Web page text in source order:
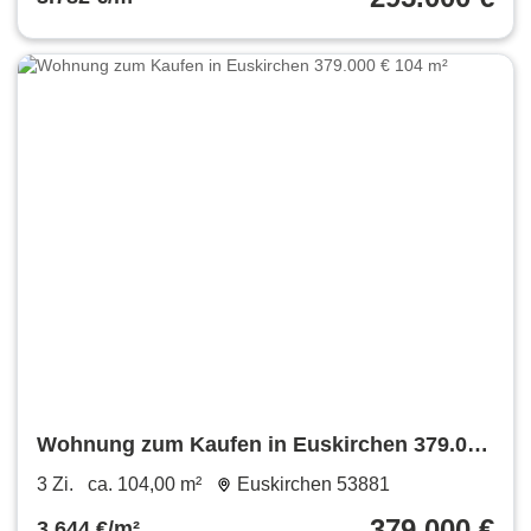
Wohnung zum Kaufen in Euskirchen 379.000
€ 104 m²
3 Zi. ca. 104,00 m² Euskirchen 53881